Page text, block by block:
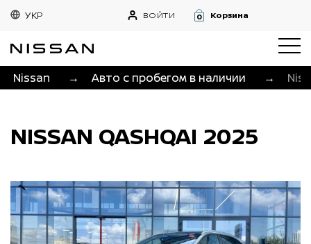
УКР ВОЙТИ 0 Корзина
Nissan → Авто с пробегом в наличии →
NISSAN QASHQAI 2025